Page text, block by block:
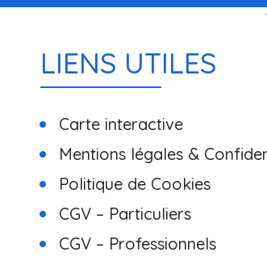
LIENS UTILES
Carte interactive
Mentions légales &
Politique de Cookies
CGV – Particuliers
CGV – Professionnels